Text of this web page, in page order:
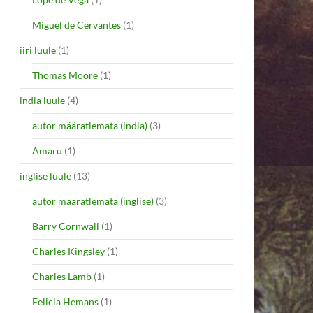
Miguel de Cervantes (1)
iiri luule (1)
Thomas Moore (1)
india luule (4)
autor määratlemata (india) (3)
Amaru (1)
inglise luule (13)
autor määratlemata (inglise) (3)
Barry Cornwall (1)
Charles Kingsley (1)
Charles Lamb (1)
Felicia Hemans (1)